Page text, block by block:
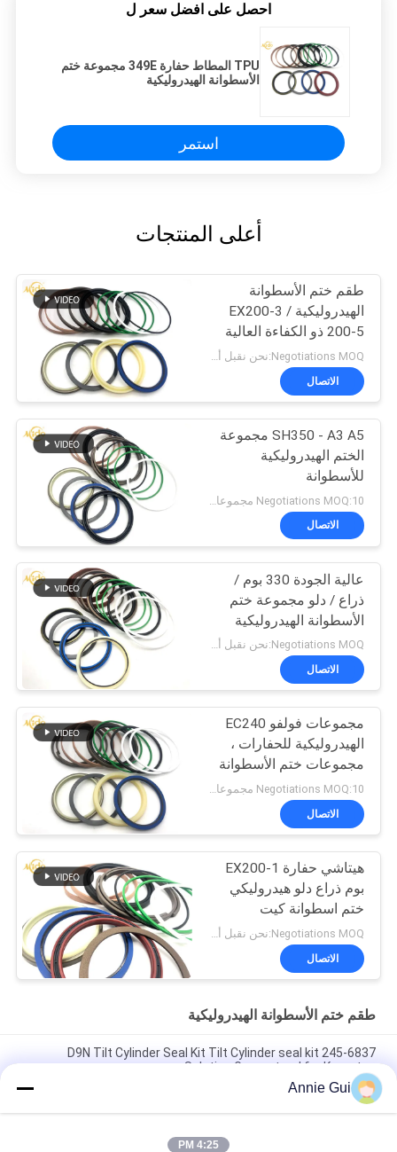
احصل على افضل سعر ل
TPU المطاط حفارة 349E مجموعة ختم
الأسطوانة الهيدروليكية
استمر
أعلى المنتجات
طقم ختم الأسطوانة
الهيدروليكية EX200-3 /
200-5 ذو الكفاءة العالية
EX200-3 / 200-5
الاتصال
SH350 - A3 A5 مجموعة
الختم الهيدروليكية
للأسطوانة
الاتصال
عالية الجودة 330 بوم /
ذراع / دلو مجموعة ختم
الأسطوانة الهيدروليكية
للحفارة
Negotiations MOQ:نحن نقبل أمر المحاكمة
الاتصال
مجموعات فولفو EC240
الهيدروليكية للحفارات ،
مجموعات ختم الأسطوانة
عالية الفعالية
Negotiations MOQ:10 مجموعات
الاتصال
هيتاشي حفارة EX200-1
بوم ذراع دلو هيدروليكي
ختم اسطوانة كيت
الاتصال
طقم ختم الأسطوانة الهيدروليكية
245-6837 D9N Tilt Cylinder Seal Kit Tilt Cylinder seal kit
Solution Guaranteed for Komatsu
هيتاشي EX1200-5C EX1200-5D ZX1000K-3
Annie Gui
4:25 PM